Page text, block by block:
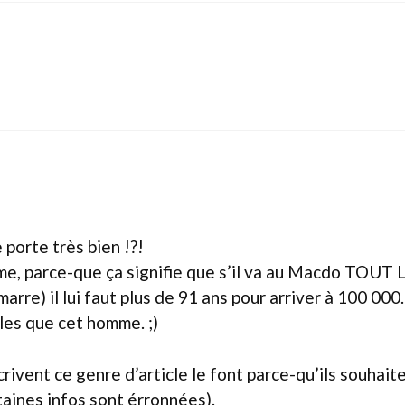
porte très bien !?!
parce-que ça signifie que s’il va au Macdo TOUT
il lui faut plus de 91 ans pour arriver à 100 000.
que cet homme. ;)
ce genre d’article le font parce-qu’ils
infos sont érronnées).